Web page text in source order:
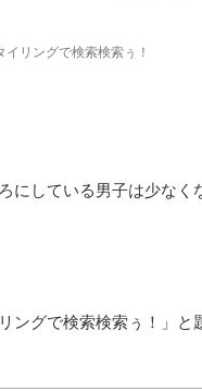
イリングで検索検索ぅ！
している男子は少なく
ングで検索検索ぅ！」